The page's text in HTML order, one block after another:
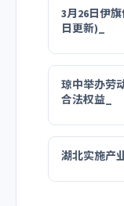
3月26日伊
日更新)_
琼中举办劳
合法权益_
湖北实施产